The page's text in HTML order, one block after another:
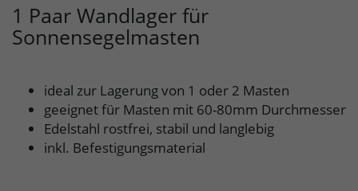
1 Paar Wandlager für
Sonnensegelmasten
ideal zur Lagerung von 1 oder 2 Masten
geeignet für Masten mit 60-80mm Durchmesser
Edelstahl rostfrei, stabil und langlebig
inkl. Befestigungsmaterial